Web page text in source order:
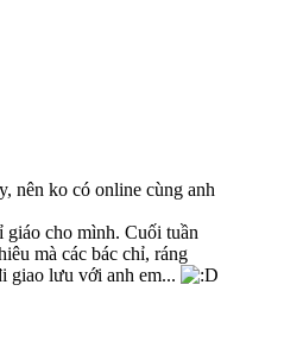
nên ko có online cùng anh
giáo cho mình. Cuối tuần
mà các bác chỉ, ráng
giao lưu với anh em...